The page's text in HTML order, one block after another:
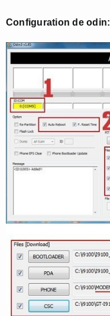
Configuration de odin: